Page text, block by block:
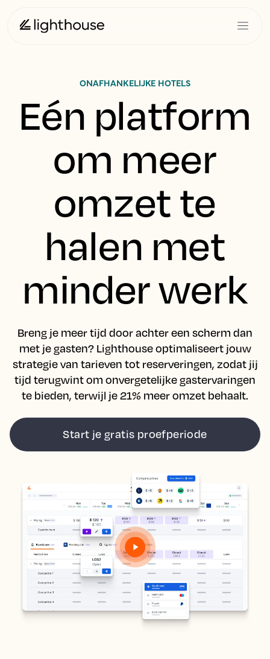
ONAFHANKELIJKE HOTELS
Eén platform
om meer
omzet te
halen met
minder werk
Breng je meer tijd door achter een scherm dan
met je gasten? Lighthouse optimaliseert jouw
strategie van tarieven tot reserveringen, zodat jij
tijd terugwint om onvergetelijke gastervaringen
te bieden, terwijl je 21% meer omzet behaalt.
Start je gratis proefperiode